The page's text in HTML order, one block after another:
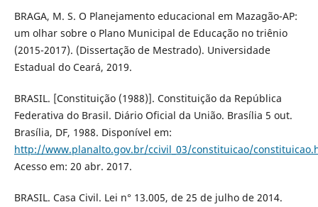
BRAGA, M. S. O Planejamento educacional em Mazagão-AP:
um olhar sobre o Plano Municipal de Educação no triênio
(2015-2017). (Dissertação de Mestrado). Universidade
Estadual do Ceará, 2019.
BRASIL. [Constituição (1988)]. Constituição da República
Federativa do Brasil. Diário Oficial da União. Brasília 5 out.
Brasília, DF, 1988. Disponível em:
http://www.planalto.gov.br/ccivil_03/constituicao/
Acesso em: 20 abr. 2017.
BRASIL. Casa Civil. Lei n° 13.005, de 25 de julho de 2014.